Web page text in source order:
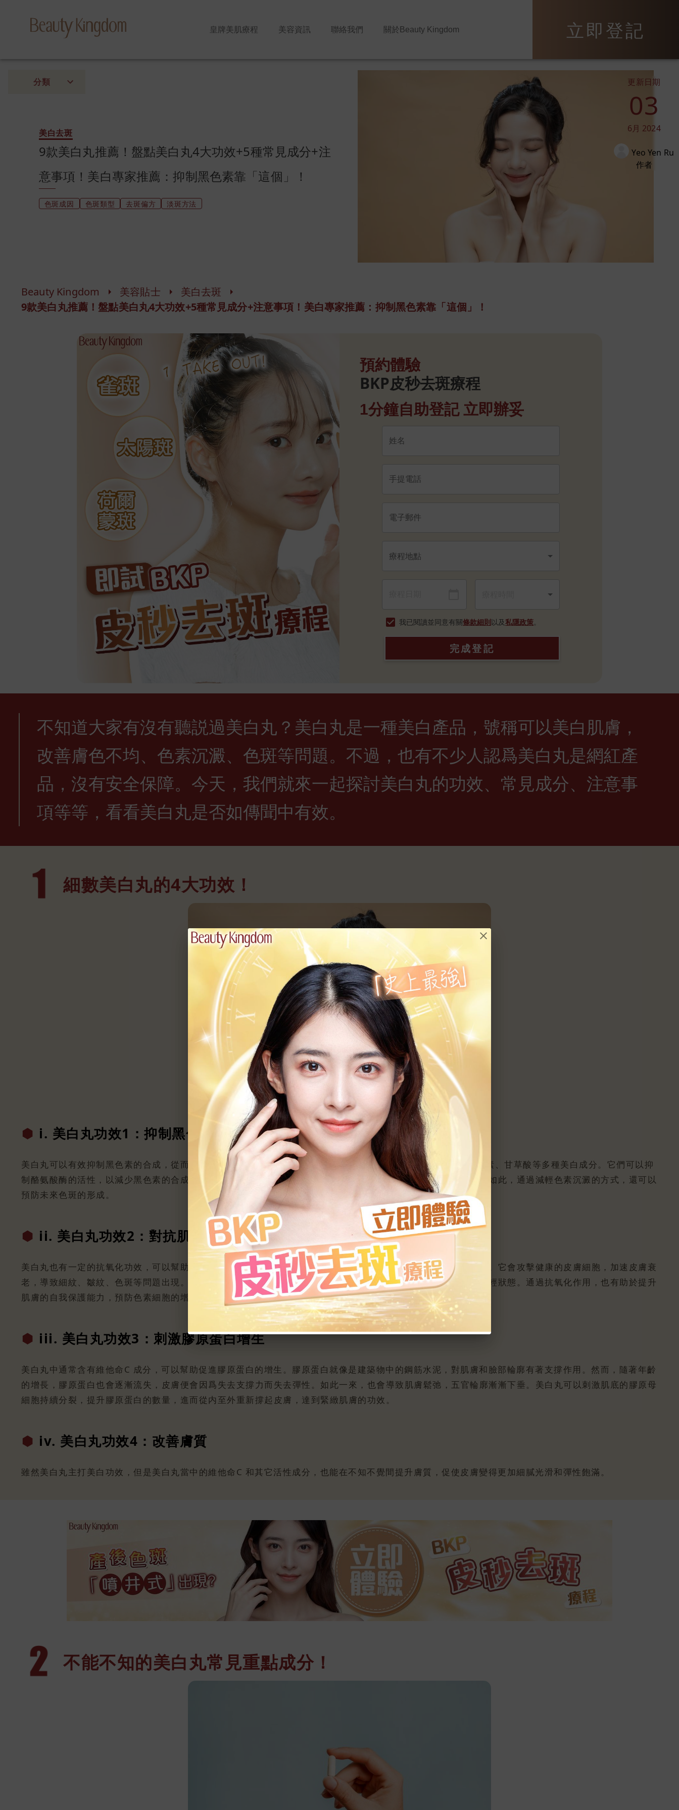
分類 更新日期
03
6月 2024
Yeo Yen Ru
作者
皇牌美肌療程 美容資訊 聯絡我們 關於Beauty Kingdom 立即登記
美白去斑
9款美白丸推薦！盤點美白丸4大功效+5種常見成分+注
意事項！美白專家推薦：抑制黑色素靠「這個」！
色斑成因 色斑類型 去斑偏方 淡斑方法
Beauty Kingdom 美容貼士
美白去斑
9款美白丸推薦！盤點美白丸4大功效+5種常見成分+注意事項！美白專家推薦：抑制黑色素靠「這個」！
預約體驗
BKP皮秒去斑療程
1分鐘自助登記 立即辦妥
我已閱讀並同意有關條款細則以及私隱政策。
完成登記
不知道大家有沒有聽説過美白丸？美白丸是一種美白產品，號稱可以美白肌膚，
改善膚色不均、色素沉澱、色斑等問題。不過，也有不少人認爲美白丸是網紅產
品，沒有安全保障。今天，我們就來一起探討美白丸的功效、常見成分、注意事
項等等，看看美白丸是否如傳聞中有效。
細數美白丸的4大功效！
i. 美白丸功效1：抑制黑色素生成
美白丸可以有效抑制黑色素的合成，從而達到美白和均匀膚色的效果。這是因爲美白丸中一般含有維他命C、熊果素、甘草酸等多種美白成分。它們可以抑
制酪氨酸酶的活性，以減少黑色素的合成。如此一來，便可以減輕肌底色素沉澱的問題，最終達到美白效果。不僅如此，通過減輕色素沉澱的方式，還可以
預防未來色斑的形成。
ii. 美白丸功效2：對抗肌膚氧化
美白丸也有一定的抗氧化功效，可以幫助對抗自由基，延緩皮膚老化。自由基是一種自然存在於體内的不穩定細胞。它會攻擊健康的皮膚細胞，加速皮膚衰
老，導致細紋、皺紋、色斑等問題出現。美白丸的抗氧化作用可以幫助抵禦自由基的侵略，幫助維持皮膚健康和年輕狀態。通過抗氧化作用，也有助於提升
肌膚的自我保護能力，預防色素細胞的增生。
iii. 美白丸功效3：刺激膠原蛋白增生
美白丸中通常含有維他命C 成分，可以幫助促進膠原蛋白的增生。膠原蛋白就像是建築物中的鋼筋水泥，對肌膚和臉部輪廓有著支撐作用。然而，隨著年齡
的增長，膠原蛋白也會逐漸流失，皮膚便會因爲失去支撐力而失去彈性。如此一來，也會導致肌膚鬆弛，五官輪廓漸漸下垂。美白丸可以刺激肌底的膠原母
細胞持續分裂，提升膠原蛋白的數量，進而從内至外重新撐起皮膚，達到緊緻肌膚的功效。
iv. 美白丸功效4：改善膚質
雖然美白丸主打美白功效，但是美白丸當中的維他命C 和其它活性成分，也能在不知不覺間提升膚質，促使皮膚變得更加細膩光滑和彈性飽滿。
不能不知的美白丸常見重點成分！